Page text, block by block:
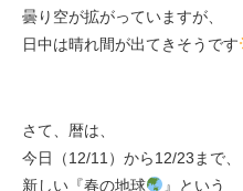
曇り空が拡がっていますが、
日中は晴れ間が出てきそうです
さて、暦は、
今日（12/11）から12/23まで、
新しい『春の地球
』という